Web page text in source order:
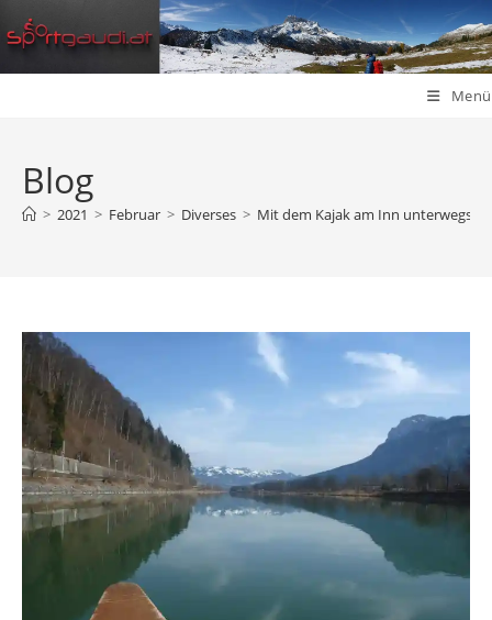
Zum
Inhalt
Menü
Blog
> 2021 > Februar > Diverses > Mit dem Kajak am Inn unterwegs